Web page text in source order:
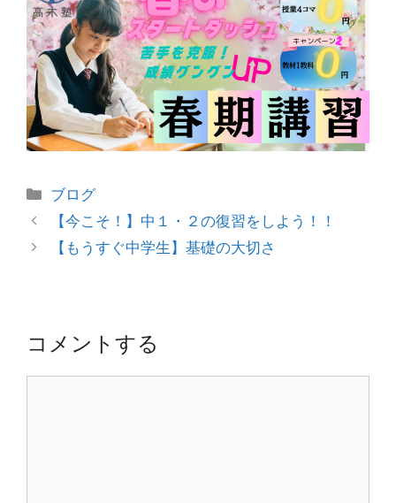
カ
テ
ゴ
リ
ブログ
投
稿
シ
ョ
【今こそ！】中１・２の復習をしよう！！
【もうすぐ中学生】基礎の大切さ
コメントする